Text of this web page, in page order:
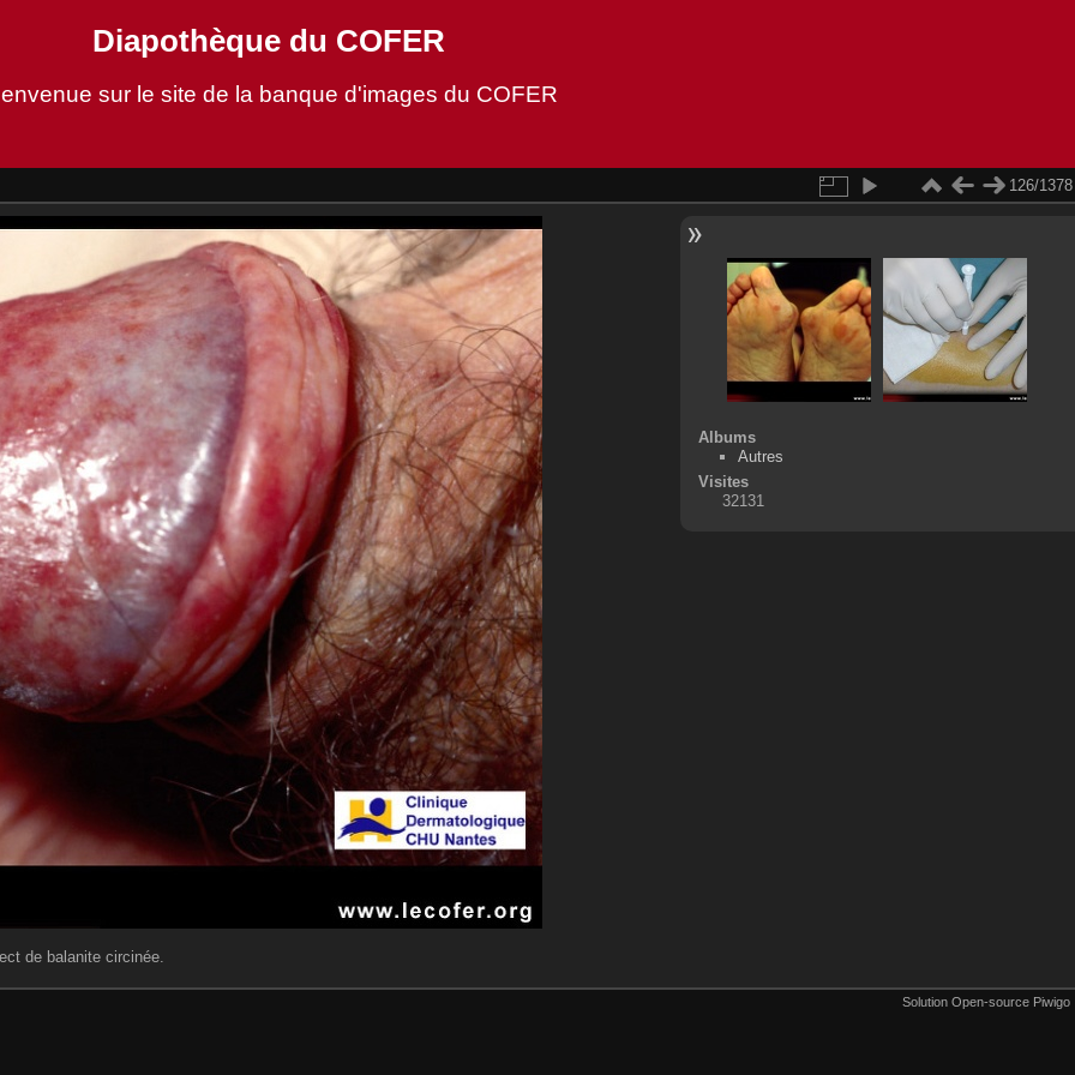
Diapothèque du COFER
sur le site de la banque d'images du COFER
126/1378
de balanite circinée.
Albums
Autres
Visites
32131
Solution Open-source Piwigo